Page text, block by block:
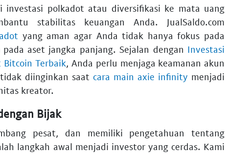
investasi polkadot atau diversifikasi ke mata uang
stabilitas keuangan Anda. JualSaldo.com
yang aman agar Anda tidak hanya fokus pada
aset jangka panjang. Sejalan dengan Investasi
Bitcoin Terbaik, Anda perlu menjaga keamanan akun
diinginkan saat cara main axie infinity menjadi
kreator.
Bijak
pesat, dan memiliki pengetahuan tentang
langkah awal menjadi investor yang cerdas. Kami